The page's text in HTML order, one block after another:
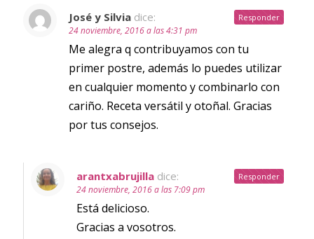
José y Silvia dice:
24 noviembre, 2016 a las 4:31 pm
Me alegra q contribuyamos con tu
primer postre, además lo puedes utilizar
en cualquier momento y combinarlo con
cariño. Receta versátil y otoñal. Gracias
por tus consejos.
Responder
arantxabrujilla dice:
24 noviembre, 2016 a las 7:09 pm
Está delicioso.
Gracias a vosotros.
Responder